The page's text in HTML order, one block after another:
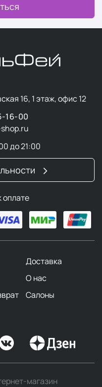
16, 1 этаж, офис 12
16-00
до 21:00
оплате
Доставка
О нас
Салоны
магазин